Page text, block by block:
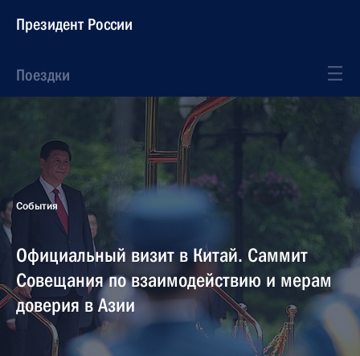
Президент России
Поездки
События
Официальный визит в Китай. Саммит
Совещания по взаимодействию и мерам
доверия в Азии